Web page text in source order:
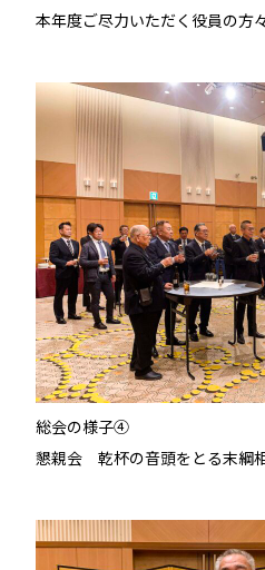
本年度ご尽力いただく役員の方
総会の様子④
懇親会 乾杯の音頭をとる末綱相